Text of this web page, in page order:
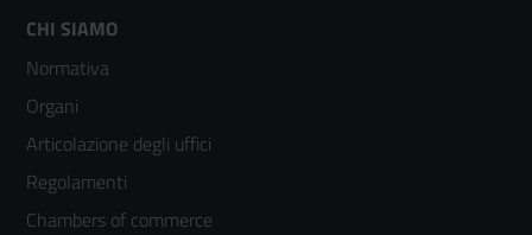
Footer
menù
colonna
3
CHI SIAMO
Normativa
Organi
Articolazione degli uffici
Regolamenti
Chambers of commerce